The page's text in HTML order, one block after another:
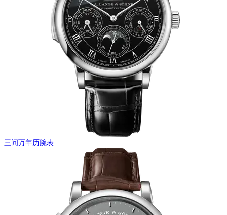
三问万年历腕表